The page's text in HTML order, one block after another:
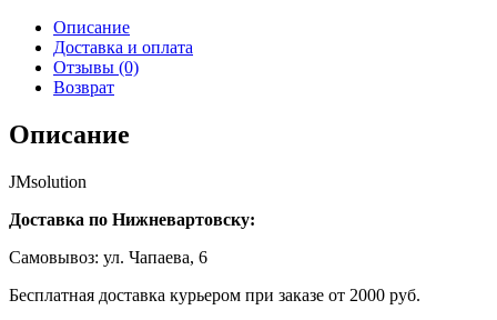
Описание
Доставка и оплата
Отзывы (0)
Возврат
Описание
JMsolution
Доставка по Нижневартовску:
Самовывоз: ул. Чапаева, 6
Бесплатная доставка курьером при заказе от 2000 руб.